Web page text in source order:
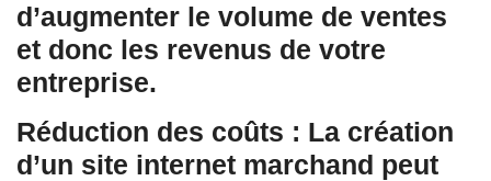
d’augmenter le volume de ventes
et donc les revenus de votre
entreprise.
Réduction des coûts : La création
d’un site internet marchand peut